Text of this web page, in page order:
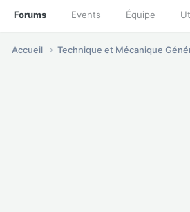
Forums Events Équipe
Accueil Technique et Mécanique